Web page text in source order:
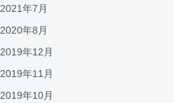
2021年7月
2020年8月
2019年12月
2019年11月
2019年10月